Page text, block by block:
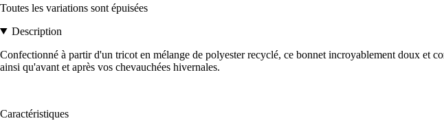
Toutes les variations sont épuisées
Description
Confectionné à partir d'un tricot en mélange de polyester recyclé, ce bonnet incroyablement doux et
ainsi qu'avant et après vos chevauchées hivernales.
Caractéristiques